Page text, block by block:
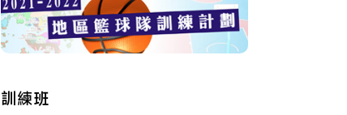
訓練班